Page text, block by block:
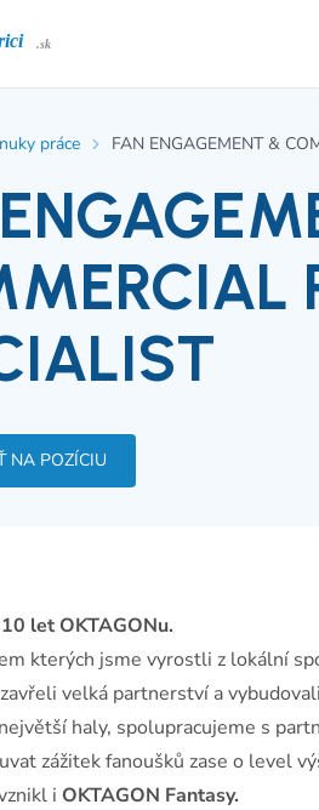
práce FAN ENGAGEMENT &
NA POZÍCIU
let OKTAGONu.
kterých jsme vyrostli z lokální
velká partnerství a
haly, spolupracujeme s
zážitek fanoušků zase o level
i OKTAGON Fantasy.